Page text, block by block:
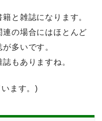
と雑誌になります。
の場合にはほとんど
多いです。
もありますね。
ます。)